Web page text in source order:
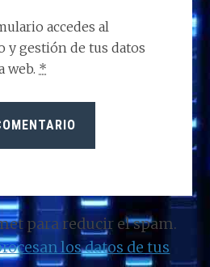
accedes al
y gestión de tus datos
web. *
para reducir el spam.
los datos de tus